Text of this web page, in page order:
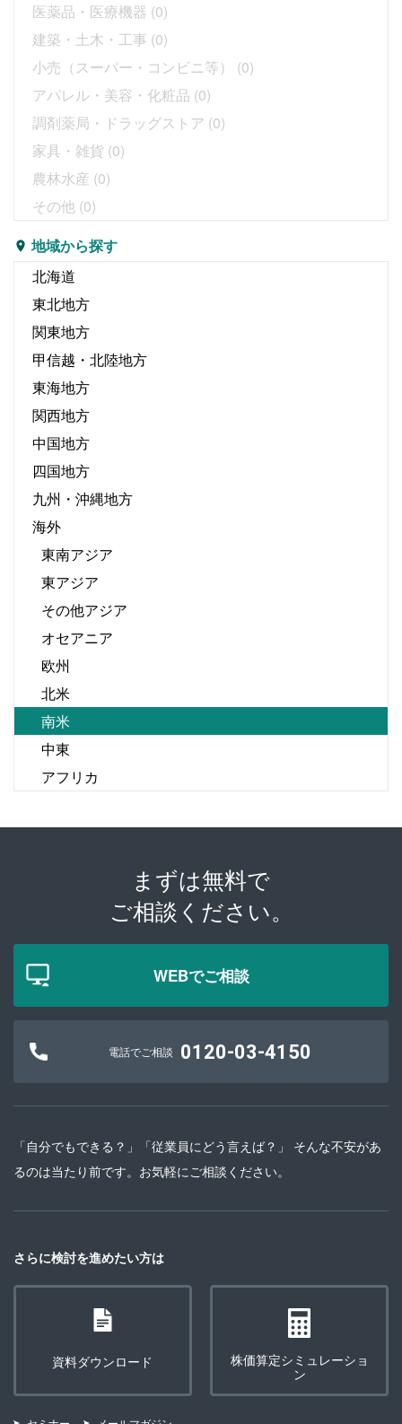
医薬品・医療機器 (0)
建築・土木・工事 (0)
小売（スーパー・コンビニ等）
(0)
アパレル・美容・化粧品 (0)
調剤薬局・ドラッグストア (0)
家具・雑貨 (0)
農林水産 (0)
その他 (0)
地域から探す
北海道
東北地方
関東地方
甲信越・北陸地方
東海地方
関西地方
中国地方
四国地方
九州・沖縄地方
海外
東南アジア
東アジア
その他アジア
オセアニア
欧州
北米
南米
中東
アフリカ
まずは無料で
ご相談ください。
WEBでご相談
電話でご相談 0120-03-4150
「自分でもできる？」「従業員にどう言えば？」 そんな不安があ
るのは当たり前です。お気軽にご相談ください。
さらに検討を進めたい方は
資料ダウンロード
株価算定シミュレーショ
ン